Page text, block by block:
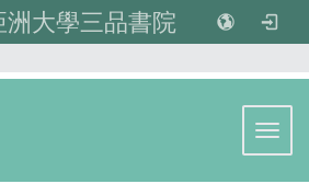
洲大學三品書院